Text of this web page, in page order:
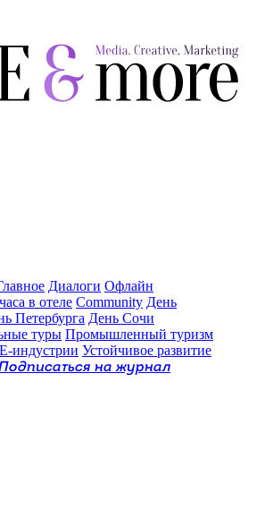
Диалоги Офлайн
в отеле Community День
Петербурга День Сочи
туры Промышленный туризм
индустрии Устойчивое развитие
на журнал